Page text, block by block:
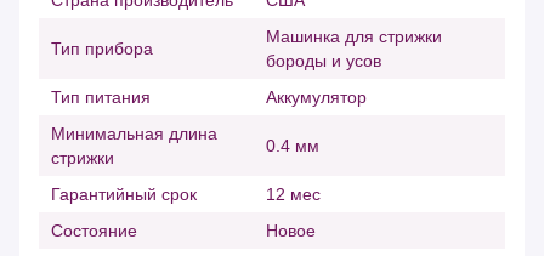
Тип прибора
Машинка для стрижки
бороды и усов
Тип питания
Аккумулятор
Минимальная длина
стрижки
0.4 мм
Гарантийный срок
12 мес
Состояние
Новое